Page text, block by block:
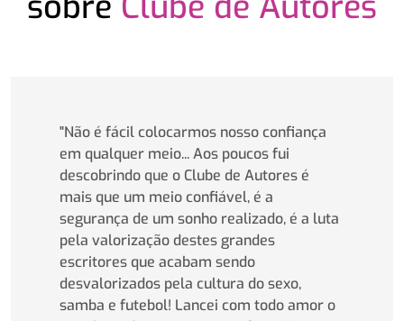
"Não é fácil colocarmos nosso confiança
em qualquer meio... Aos poucos fui
descobrindo que o Clube de Autores é
mais que um meio confiável, é a
segurança de um sonho realizado, é a luta
pela valorização destes grandes
escritores que acabam sendo
desvalorizados pela cultura do sexo,
samba e futebol! Lancei com todo amor o